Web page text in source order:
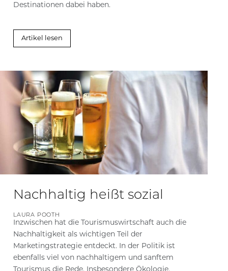
Destinationen dabei haben.
Artikel lesen
Nachhaltig heißt sozial
LAURA POOTH
Inzwischen hat die Tourismuswirtschaft auch die
Nachhaltigkeit als wichtigen Teil der
Marketingstrategie entdeckt. In der Politik ist
ebenfalls viel von nachhaltigem und sanftem